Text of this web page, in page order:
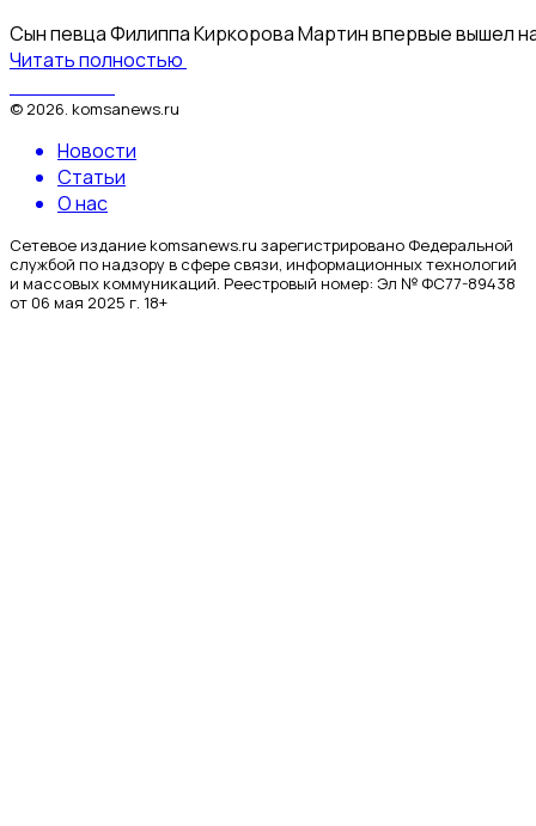
Сын певца Филиппа Киркорова Мартин впервые вышел
Читать полностью
© 2026 komsanews.ru
Новости
Статьи
О нас
Сетевое издание komsanews.ru зарегистрировано Федеральной
службой по надзору в сфере связи, информационных технологий
и массовых коммуникаций. Реестровый номер: Эл № ФС77-89438
от 06 мая 2025 г. 18+